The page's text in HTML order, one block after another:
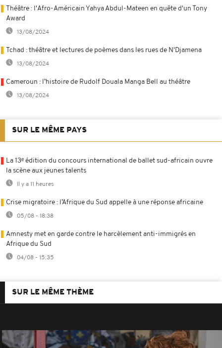
Théâtre : l'Afro-Américain Yahya Abdul-Mateen en quête d'un Tony
Award
13/08/2024
Tchad : théâtre et lectures de poèmes dans les rues de N'Djamena
13/08/2024
Cameroun : l’histoire de Rudolf Douala Manga Bell au théâtre
13/08/2024
SUR LE MÊME PAYS
La 13ᵉ édition du concours international de ballet sud-africain ouvre
la scène aux jeunes talents
Il y a 11 heures
Crise migratoire : l’Afrique du Sud appelle à une réponse africaine
05/08 - 18:38
Amnesty met en garde contre le harcèlement anti-immigrés en
Afrique du Sud
04/08 - 15:35
SUR LE MÊME THÈME